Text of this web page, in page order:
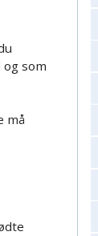
Junior/
som
må